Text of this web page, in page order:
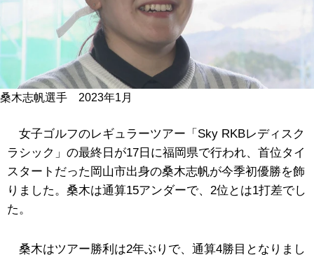
桑木志帆選手 2023年1月
女子ゴルフのレギュラーツアー「Sky RKBレディスク
ラシック」の最終日が17日に福岡県で行われ、首位タイ
スタートだった岡山市出身の桑木志帆が今季初優勝を飾
りました。桑木は通算15アンダーで、2位とは1打差でし
た。
桑木はツアー勝利は2年ぶりで、通算4勝目となりまし